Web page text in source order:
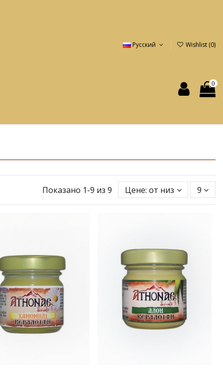
Русский Wishlist (0)
0
Показано 1-9 из 9 Цене: от низкой к9